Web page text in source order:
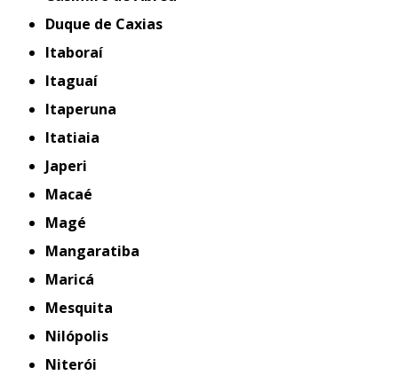
Duque de Caxias
Itaboraí
Itaguaí
Itaperuna
Itatiaia
Japeri
Macaé
Magé
Mangaratiba
Maricá
Mesquita
Nilópolis
Niterói